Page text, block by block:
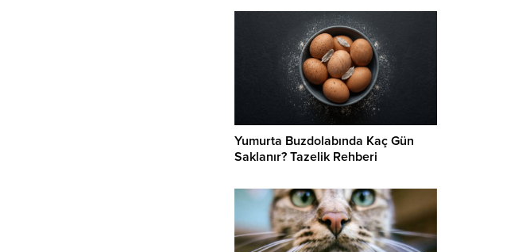
Yumurta Buzdolabında Kaç Gün
Saklanır? Tazelik Rehberi